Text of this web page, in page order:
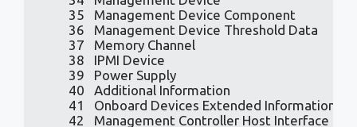
       Keyword     Types
------------------------------
bios        0, 13
system      1, 12, 15, 23, 32
baseboard   2, 10, 41